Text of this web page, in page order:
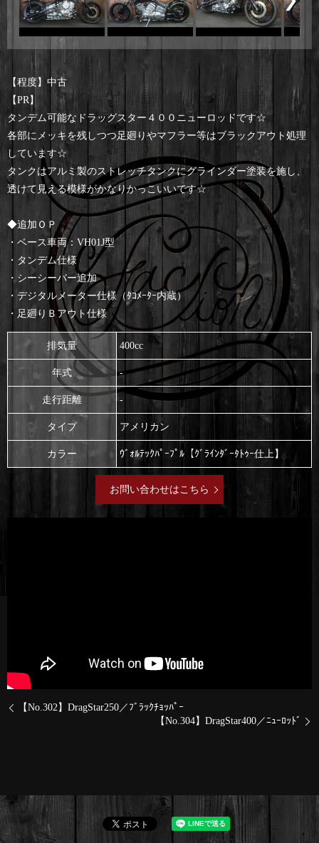
【程度】中古
【PR】
タンデム可能なドラッグスター４００ニューロッドです☆
各部にメッキを残しつつ足廻りやマフラー等はブラックアウト処理
しています☆
タンクはアルミ製のストレッチタンクにグラインダー塗装を施し、
透けて見える模様がかなりかっこいいです☆
◆追加ＯＰ
・ベース車両：VH01J型
・タンデム仕様
・シーシーバー追加
・デジタルメーター仕様（ﾀｺﾒｰﾀｰ内蔵）
・足廻りＢアウト仕様
排気量 400cc
年式 -
走行距離 -
タイプ アメリカン
カラー ｳﾞｫﾙﾃｯｸﾊﾟｰﾌﾟﾙ【ｸﾞﾗｲﾝﾀﾞｰﾀﾄｩｰ仕上】
お問い合わせはこちら
【No.302】DragStar250／ﾌﾞﾗｯｸﾁｮｯﾊﾟｰ
【No.304】DragStar400／ﾆｭｰﾛｯﾄﾞ